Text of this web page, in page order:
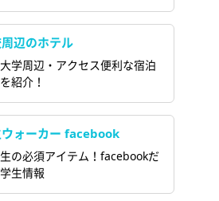
辺のホテル
学周辺・アクセス便利な宿泊
紹介！
ォーカー facebook
の必須アイテム！facebookだ
生情報